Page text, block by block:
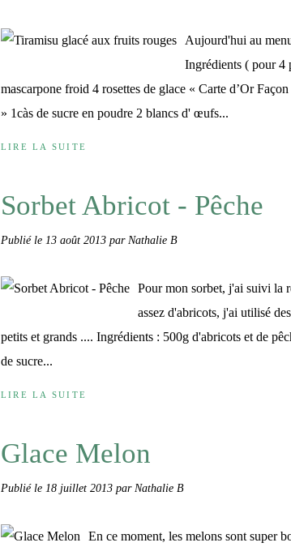
Aujourd'hui au
Ingrédients ( pour 4
mascarpone froid 4 rosettes de glace « Carte d’Or
» 1càs de sucre en poudre 2 blancs d' œufs...
LIRE LA SUITE
Sorbet Abricot - Pêche
Publié le 13 août 2013 par Nathalie B
Pour mon sorbet, j'ai suivi la
assez d'abricots, j'ai utilisé
petits et grands .... Ingrédients : 500g d'abricots et de
de sucre...
LIRE LA SUITE
Glace Melon
Publié le 18 juillet 2013 par Nathalie B
En ce moment, les melons sont super